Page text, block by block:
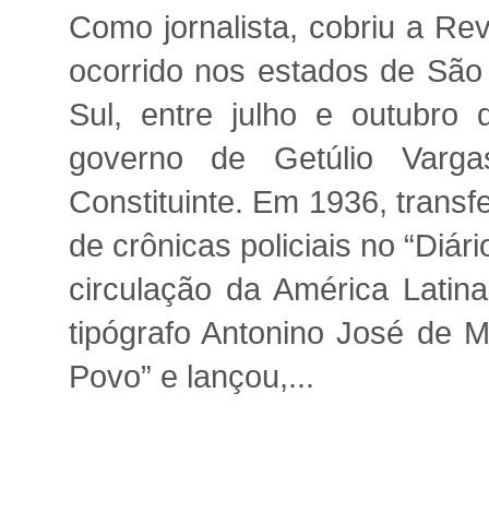
Como jornalista, cobriu a
ocorrido nos estados de
Sul, entre julho e outubro
governo de Getúlio
Constituinte. Em 1936,
de crônicas policiais no
circulação da América
tipógrafo Antonino José de
Povo” e lançou,...